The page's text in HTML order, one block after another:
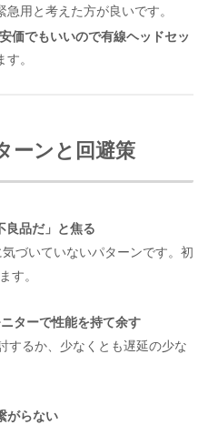
用と考えた方が良いです。
安価でもいいので有線ヘッドセッ
。
ーンと回避策
良品だ」と焦る
づいていないパターンです。初
す。
ターで性能を持て余す
するか、少なくとも遅延の少な
がらない